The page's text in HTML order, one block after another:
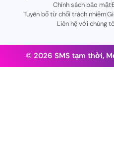
Chính sách bảo mật
Tuyên bố từ chối trách nhiệm
Liên hệ với chúng
© 2026 SMS tạm thời,